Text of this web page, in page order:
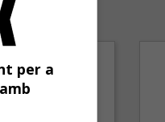
per a